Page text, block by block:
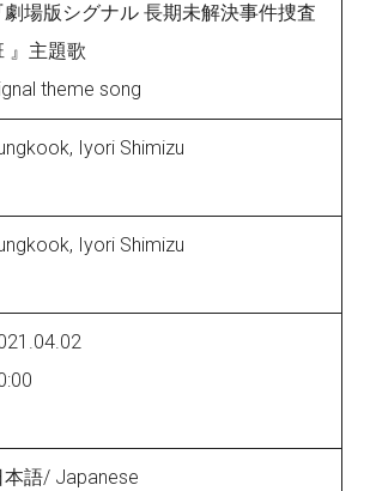
劇場版シグナル​ 長期未解決事件捜査
』主題歌
theme song
Iyori Shimizu
Iyori Shimizu
本語/ Japanese